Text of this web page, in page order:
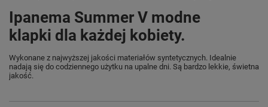
Ipanema Summer V modne
klapki dla każdej kobiety.
Wykonane z najwyższej jakości materiałów syntetycznych. Idealnie
nadają się do codziennego użytku na upalne dni. Są bardzo lekkie, świetna
jakość.